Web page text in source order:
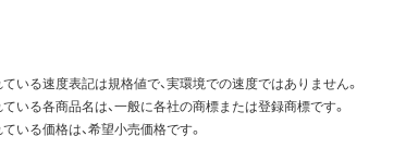
いる速度表記は規格値で、実環境での速度ではありません。
いる各商品名は、一般に各社の商標または登録商標です。
いる価格は、希望小売価格です。